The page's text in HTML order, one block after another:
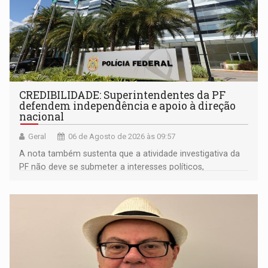
CREDIBILIDADE: Superintendentes da PF
defendem independência e apoio à direção
nacional
Geral 06 de Agosto de 2026 às 09:57
A nota também sustenta que a atividade investigativa da
PF não deve se submeter a interesses políticos,